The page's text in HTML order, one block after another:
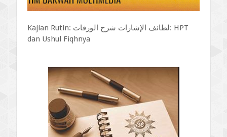
Kajian Rutin: لطائف الإشارات شرح الورقات: HPT
dan Ushul Fiqhnya